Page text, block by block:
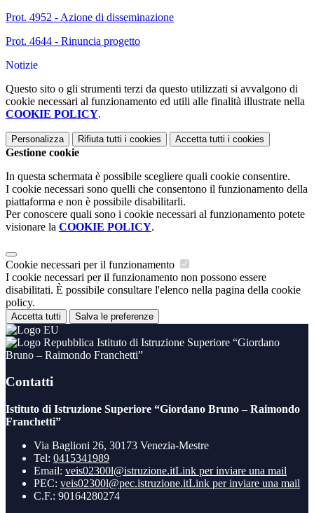
Prot. 4952 - Azione di disseminazione
Prot. 4644 - Rinuncia progetto
Notizie
Questo sito o gli strumenti terzi da questo utilizzati si avvalgono di
cookie necessari al funzionamento ed utili alle finalità illustrate nella
COOKIE POLICY.
Personalizza Rifiuta tutti i cookies Accetta tutti i cookies
Gestione cookie
In questa schermata è possibile scegliere quali cookie consentire.
I cookie necessari sono quelli che consentono il funzionamento della
piattaforma e non è possibile disabilitarli.
Per conoscere quali sono i cookie necessari al funzionamento potete
visionare la COOKIE POLICY.
Cookie necessari per il funzionamento
I cookie necessari per il funzionamento non possono essere
disabilitati. È possibile consultare l'elenco nella pagina della cookie
policy.
Accetta tutti Salva le preferenze
Istituto di Istruzione Superiore “Giordano
Bruno – Raimondo Franchetti”
Contatti
Istituto di Istruzione Superiore “Giordano Bruno – Raimondo
Franchetti”
Via Baglioni 26, 30173 Venezia-Mestre
Tel: 0415341989
Email: veis02300l@istruzione.itLink per inviare una mail
PEC: veis02300l@pec.istruzione.itLink per inviare una mail
C.F.: 90164280274